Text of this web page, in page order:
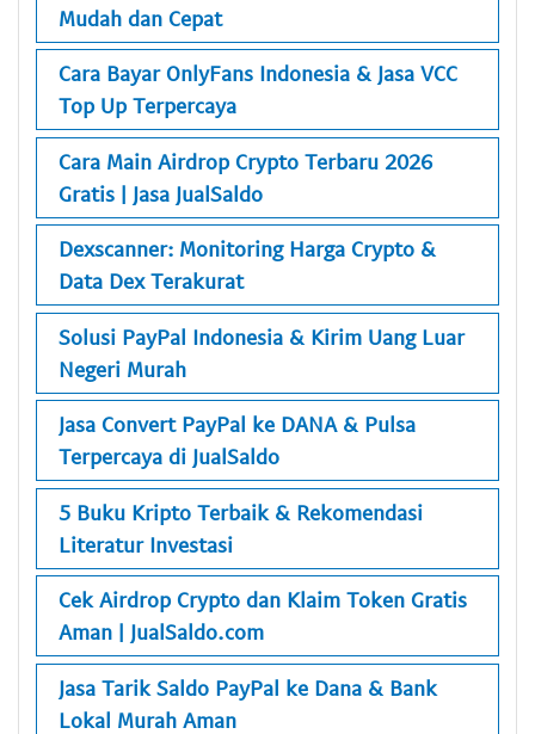
Mudah dan Cepat
Cara Bayar OnlyFans Indonesia & Jasa VCC
Top Up Terpercaya
Cara Main Airdrop Crypto Terbaru 2026
Gratis | Jasa JualSaldo
Dexscanner: Monitoring Harga Crypto &
Data Dex Terakurat
Solusi PayPal Indonesia & Kirim Uang Luar
Negeri Murah
Jasa Convert PayPal ke DANA & Pulsa
Terpercaya di JualSaldo
5 Buku Kripto Terbaik & Rekomendasi
Literatur Investasi
Cek Airdrop Crypto dan Klaim Token Gratis
Aman | JualSaldo.com
Jasa Tarik Saldo PayPal ke Dana & Bank
Lokal Murah Aman